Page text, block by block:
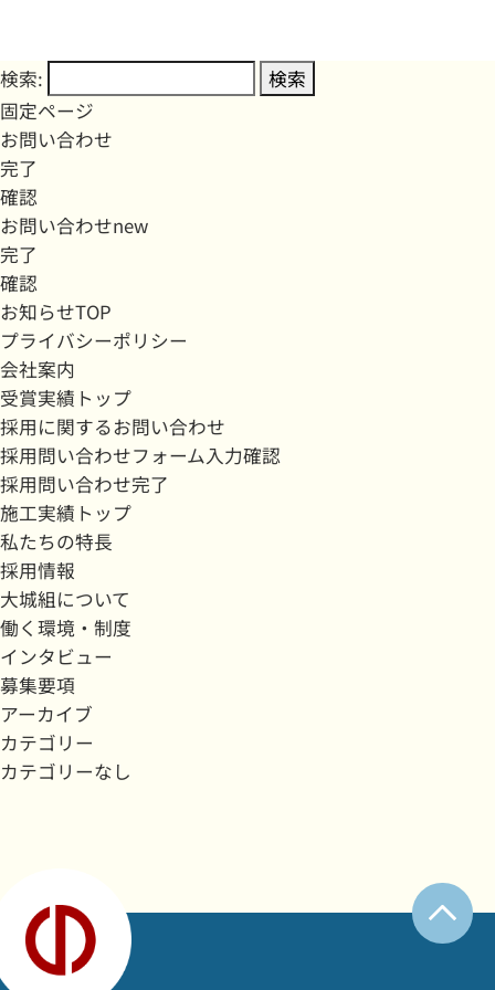
検索:
固定ページ
お問い合わせ
完了
確認
お問い合わせnew
完了
確認
お知らせTOP
プライバシーポリシー
会社案内
受賞実績トップ
採用に関するお問い合わせ
採用問い合わせフォーム入力確認
採用問い合わせ完了
施工実績トップ
私たちの特長
採用情報
大城組について
働く環境・制度
インタビュー
募集要項
アーカイブ
カテゴリー
カテゴリーなし